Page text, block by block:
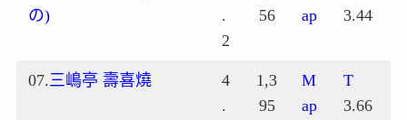
の)
.
2
56
ap
3.44
07.三嶋亭 壽喜燒
4
.
1,3
95
M
ap
T
3.66